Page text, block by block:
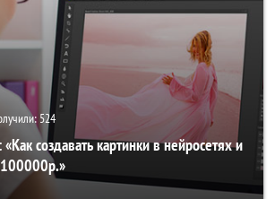
524
создавать картинки в нейросетях и
100000р.»